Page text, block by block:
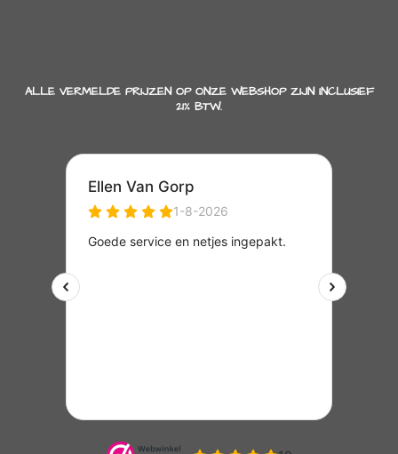
ALLE VERMELDE PRIJZEN OP ONZE WEBSHOP ZIJN INCLUSIEF
21% BTW.